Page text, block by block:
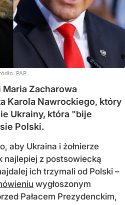
PAP
Maria Zacharowa
Karola Nawrockiego, który
Ukrainy, która "bije
Polski.
aby Ukraina i żołnierze
najlepiej z postsowiecką
ich trzymali od Polski –
wygłoszonym
Pałacem Prezydenckim,